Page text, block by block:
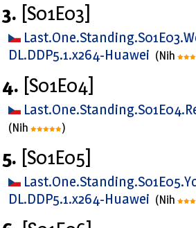
3. [S01E03]
DL.DDP5.1.x264-Huawei (Nih
4. [S01E04]
(Nih )
5. [S01E05]
DL.DDP5.1.x264-Huawei (Nih